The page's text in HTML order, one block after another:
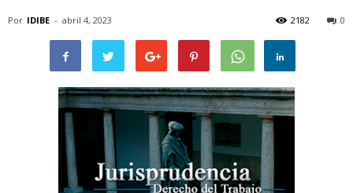
Por IDIBE - abril 4, 2023 0
2182